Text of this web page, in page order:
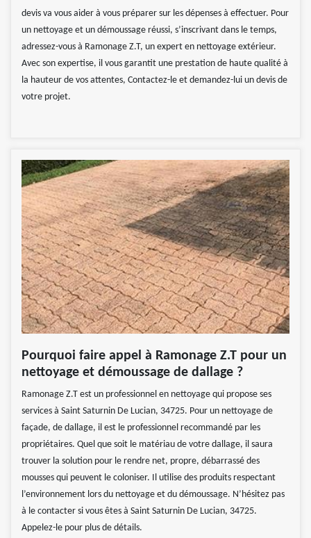
devis va vous aider à vous préparer sur les dépenses à effectuer. Pour
un nettoyage et un démoussage réussi, s’inscrivant dans le temps,
adressez-vous à Ramonage Z.T, un expert en nettoyage extérieur.
Avec son expertise, il vous garantit une prestation de haute qualité à
la hauteur de vos attentes, Contactez-le et demandez-lui un devis de
votre projet.
Pourquoi faire appel à Ramonage Z.T pour un
nettoyage et démoussage de dallage ?
Ramonage Z.T est un professionnel en nettoyage qui propose ses
services à Saint Saturnin De Lucian, 34725. Pour un nettoyage de
façade, de dallage, il est le professionnel recommandé par les
propriétaires. Quel que soit le matériau de votre dallage, il saura
trouver la solution pour le rendre net, propre, débarrassé des
mousses qui peuvent le coloniser. Il utilise des produits respectant
l’environnement lors du nettoyage et du démoussage. N’hésitez pas
à le contacter si vous êtes à Saint Saturnin De Lucian, 34725.
Appelez-le pour plus de détails.